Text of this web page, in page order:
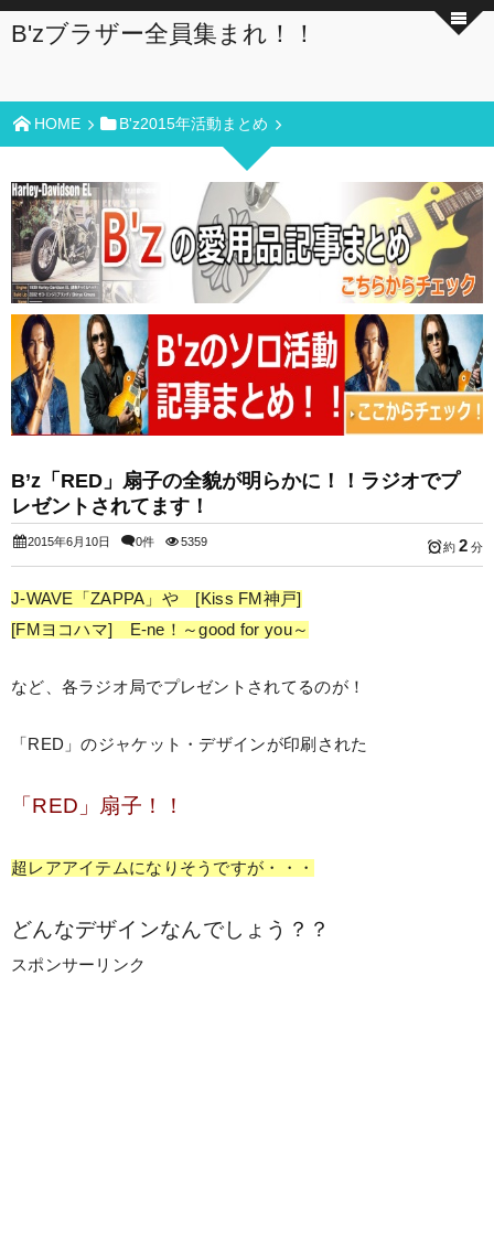
B'zブラザー全員集まれ！！
HOME B'z2015年活動まとめ
B’z「RED」扇子の全貌が明らかに！！ラジオでプ
レゼントされてます！
2015年6月10日 0件 5359 約 2 分
J-WAVE「ZAPPA」や [Kiss FM神戸]
[FMヨコハマ] E-ne！～good for you～
など、各ラジオ局でプレゼントされてるのが！
「RED」のジャケット・デザインが印刷された
「RED」扇子！！
超レアアイテムになりそうですが・・・
どんなデザインなんでしょう？？
スポンサーリンク